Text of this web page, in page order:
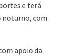
e terá
noturno, com
apoio da